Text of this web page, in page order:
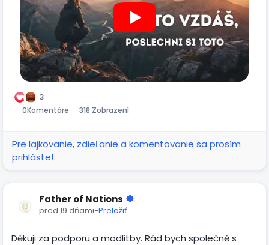
3
0Komentáre 318 Zobrazení
Pre lajkovanie, zdieľanie a komentovanie sa prosím
prihláste!
Father of Nations
pred 19 dňami-Preložiť
Děkuji za podporu a modlitby. Rád bych společně s